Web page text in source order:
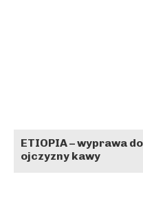
ETIOPIA – wyprawa
ojczyzny kawy